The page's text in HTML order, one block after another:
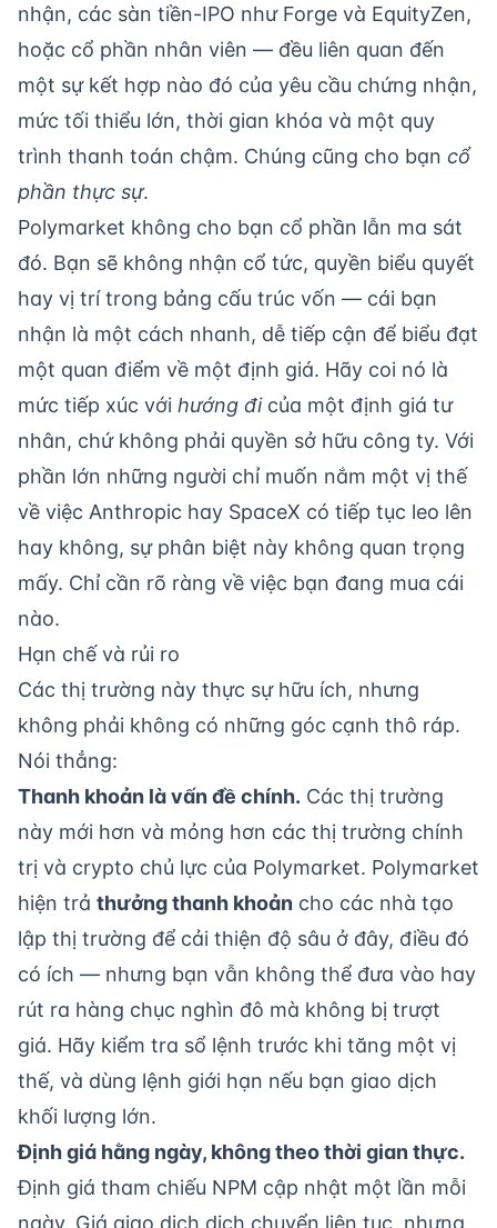
nhận, các sàn tiền-IPO như Forge và EquityZen,
hoặc cổ phần nhân viên — đều liên quan đến
một sự kết hợp nào đó của yêu cầu chứng nhận,
mức tối thiểu lớn, thời gian khóa và một quy
trình thanh toán chậm. Chúng cũng cho bạn cổ
phần thực sự.
Polymarket không cho bạn cổ phần lẫn ma sát
đó. Bạn sẽ không nhận cổ tức, quyền biểu quyết
hay vị trí trong bảng cấu trúc vốn — cái bạn
nhận là một cách nhanh, dễ tiếp cận để biểu đạt
một quan điểm về một định giá. Hãy coi nó là
mức tiếp xúc với hướng đicủa một định giá tư
nhân, chứ không phải quyền sở hữu công ty. Với
phần lớn những người chỉ muốn nắm một vị thế
về việc Anthropic hay SpaceX có tiếp tục leo lên
hay không, sự phân biệt này không quan trọng
mấy. Chỉ cần rõ ràng về việc bạn đang mua cái
nào.
Hạn chế và rủi ro
Các thị trường này thực sự hữu ích, nhưng
không phải không có những góc cạnh thô ráp.
Nói thẳng:
Thanh khoản là vấn đề chính. Các thị trường
này mới hơn và mỏng hơn các thị trường chính
trị và crypto chủ lực của Polymarket. Polymarket
hiện trả thưởng thanh khoản cho các nhà tạo
lập thị trường để cải thiện độ sâu ở đây, điều đó
có ích — nhưng bạn vẫn không thể đưa vào hay
rút ra hàng chục nghìn đô mà không bị trượt
giá. Hãy kiểm tra sổ lệnh trước khi tăng một vị
thế, và dùng lệnh giới hạn nếu bạn giao dịch
khối lượng lớn.
Định giá hằng ngày, không theo thời gian thực.
Định giá tham chiếu NPM cập nhật một lần mỗi
ngày. Giá giao dịch dịch chuyển liên tục, nhưng